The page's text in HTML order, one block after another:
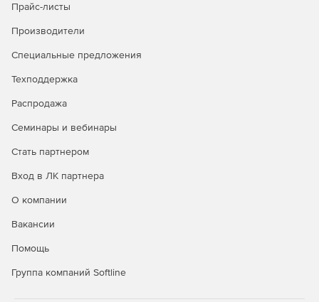
RuBackup,Astra Linux Special Edition
Прайс-листы
Производители
Специальные предложения
Техподдержка
Распродажа
Семинары и вебинары
Стать партнером
Вход в ЛК партнера
О компании
Вакансии
Помощь
Группа компаний Softline